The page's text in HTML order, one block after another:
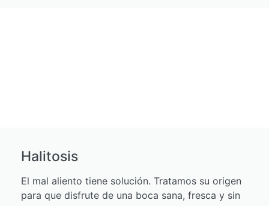
Halitosis
El mal aliento tiene solución. Tratamos su origen
para que disfrute de una boca sana, fresca y sin